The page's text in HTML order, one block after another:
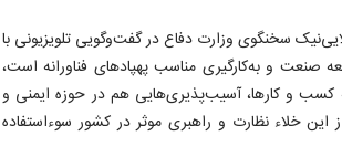
سخنگوی وزارت دفاع در گفت‌وگویی تلویزیونی با
صنعت و به‌کارگیری مناسب پهپاد‌های فناورانه است،
کسب و کارها، آسیب‌پذیری‌هایی هم در حوزه ایمنی و
جنگ ۱۲ روزه دشمن از این خلاء نظارت و راهبری موثر در کشور سوءاستفاده